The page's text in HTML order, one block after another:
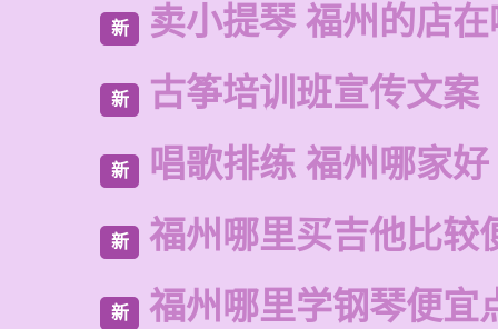
新 卖小提琴 福州的店
新 古筝培训班宣传文案
新 唱歌排练 福州哪家好
新 福州哪里买吉他比较
新 福州哪里学钢琴便宜